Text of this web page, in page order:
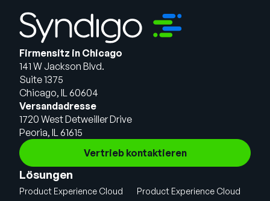
Firmensitz in Chicago
141 W Jackson Blvd.
Suite 1375
Chicago, IL 60604
Versandadresse
1720 West Detweiller Drive
Peoria, IL 61615
Vertrieb kontaktieren
Lösungen
Product Experience Cloud
Product Experience Cloud